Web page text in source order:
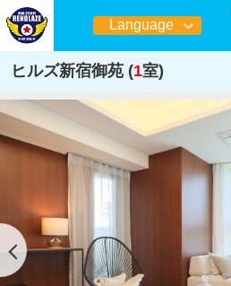
Language
日本語
ヒルズ新宿御苑 (1室)